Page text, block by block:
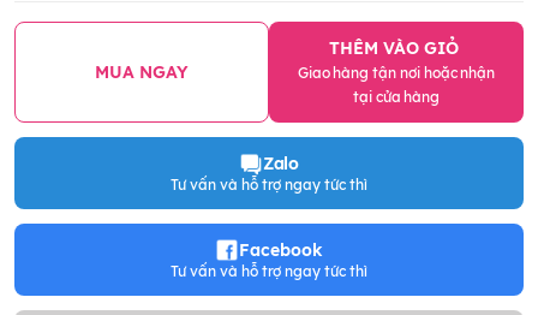
MUA NGAY
THÊM VÀO GIỎ
Giao hàng tận nơi hoặc nhận
tại cửa hàng
Zalo
Tư vấn và hỗ trợ ngay tức thì
Facebook
Tư vấn và hỗ trợ ngay tức thì